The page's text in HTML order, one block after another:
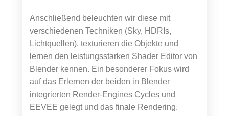
Anschließend beleuchten wir diese mit
verschiedenen Techniken (Sky, HDRIs,
Lichtquellen), texturieren die Objekte und
lernen den leistungsstarken Shader Editor von
Blender kennen. Ein besonderer Fokus wird
auf das Erlernen der beiden in Blender
integrierten Render-Engines Cycles und
EEVEE gelegt und das finale Rendering.